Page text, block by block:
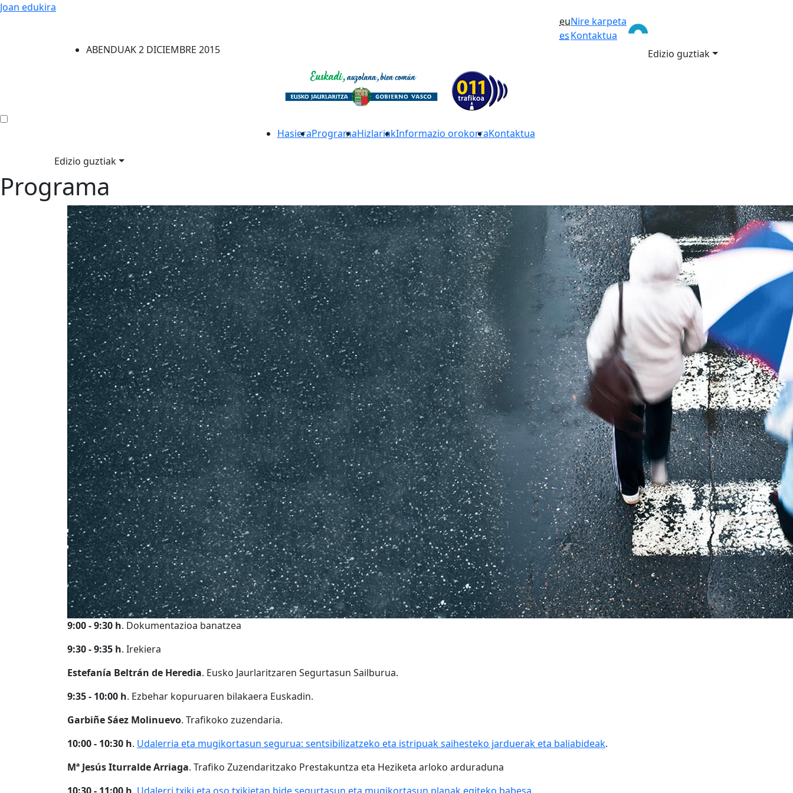
Joan edukira
eu
es
Nire karpeta
Kontaktua
ABENDUAK 2 DICIEMBRE 2015
Edizio guztiak
HasieraProgramaHizlariakInformazio orokorraKontaktua
Edizio guztiak
Programa
9:00 - 9:30 h. Dokumentazioa banatzea
9:30 - 9:35 h. Irekiera
Estefanía Beltrán de Heredia. Eusko Jaurlaritzaren Segurtasun Sailburua.
9:35 - 10:00 h. Ezbehar kopuruaren bilakaera Euskadin.
Garbiñe Sáez Molinuevo. Trafikoko zuzendaria.
10:00 - 10:30 h. Udalerria eta mugikortasun segurua: sentsibilizatzeko eta istripuak saihesteko jarduerak eta baliabideak.
Mª Jesús Iturralde Arriaga. Trafiko Zuzendaritzako Prestakuntza eta Heziketa arloko arduraduna